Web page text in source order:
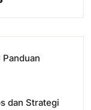
dan Strategi